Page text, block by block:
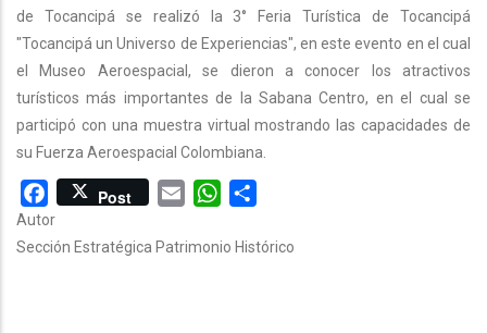
de Tocancipá se realizó la 3° Feria Turística de Tocancipá
"Tocancipá un Universo de Experiencias", en este evento en el cual
el Museo Aeroespacial, se dieron a conocer los atractivos
turísticos más importantes de la Sabana Centro, en el cual se
participó con una muestra virtual mostrando las capacidades de
su Fuerza Aeroespacial Colombiana.
Facebook
Post Email WhatsApp
Autor
Sección Estratégica Patrimonio Histórico